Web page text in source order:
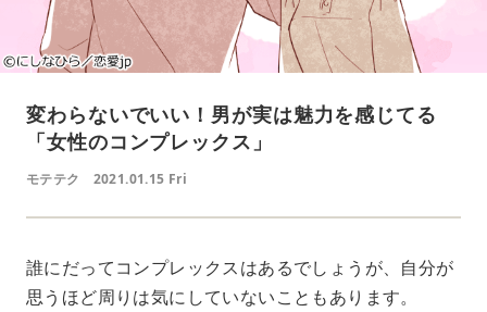
変わらないでいい！男が実は魅力を感じてる
「女性のコンプレックス」
モテテク 2021.01.15 Fri
誰にだってコンプレックスはあるでしょうが、自分が
思うほど周りは気にしていないこともあります。